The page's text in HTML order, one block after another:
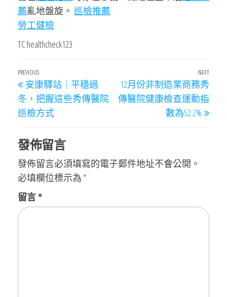
薦亂地盤旋。 巡檢推薦
勞工健檢
TC:healthcheck123
文
章
導
Previous
Post
PREVIOUS
安康驛站｜平穩過
冬，把握這些秀傳醫院
巡檢方式
Next
Post
NEXT
12月份非制造業商務秀
傳醫院健康檢查運動指
數為52.2%
發佈留言
發佈留言必須填寫的電子郵件地址不會公開。
必填欄位標示為 *
留言*